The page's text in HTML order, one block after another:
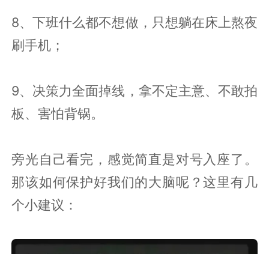
8、下班什么都不想做，只想躺在床上熬夜
刷手机；
9、决策力全面掉线，拿不定主意、不敢拍
板、害怕背锅。
旁光自己看完，感觉简直是对号入座了。
那该如何保护好我们的大脑呢？这里有几
个小建议：